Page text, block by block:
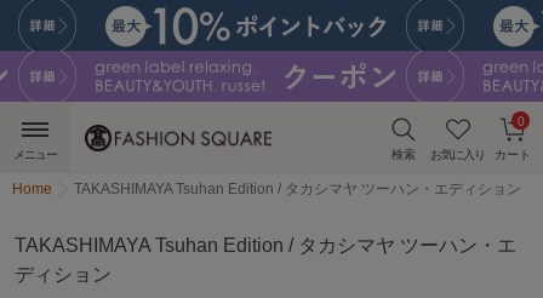
検索 お気に入り カート
0
メニュー
Home TAKASHIMAYA Tsuhan Edition / タカシマヤ ツーハン・エディション
TAKASHIMAYA Tsuhan Edition / タカシマヤ ツーハン・エ
ディション